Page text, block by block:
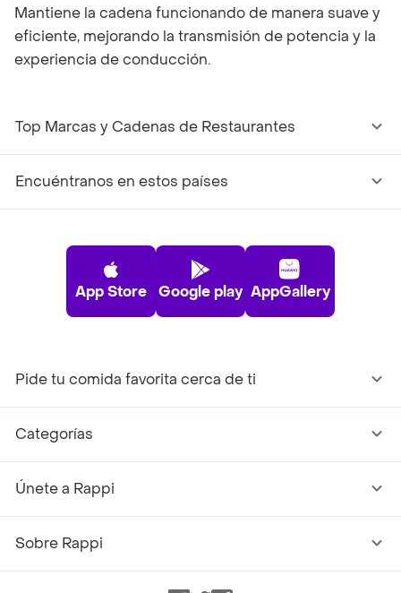
Mantiene la cadena funcionando de manera suave y
eficiente, mejorando la transmisión de potencia y la
experiencia de conducción.
Top Marcas y Cadenas de Restaurantes
Encuéntranos en estos países
App Store Google play AppGallery
Pide tu comida favorita cerca de ti
Categorías
Únete a Rappi
Sobre Rappi